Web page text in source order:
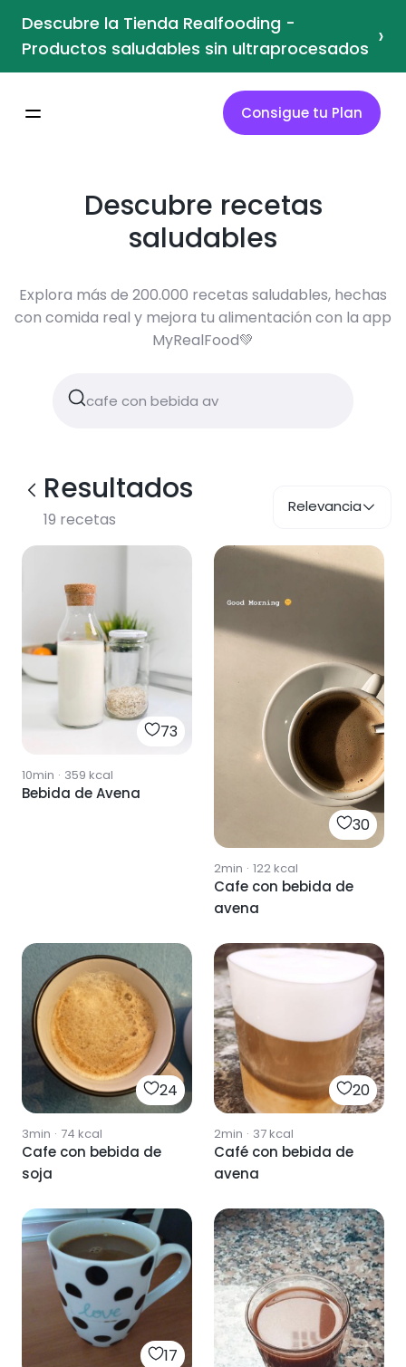
Descubre la Tienda Realfooding -
Productos saludables sin ultraprocesados ›
Consigue tu Plan
Descubre recetas
saludables
Explora más de 200.000 recetas saludables, hechas
con comida real y mejora tu alimentación con la app
MyRealFood💚
Resultados
19 recetas
Relevancia
73
10min · 359 kcal
Bebida de Avena
30
2min · 122kcal
Cafe con bebida de
avena
24
3min · 74 kcal
Cafe con bebida de
soja
20
2min · 37kcal
Café con bebida de
avena
17